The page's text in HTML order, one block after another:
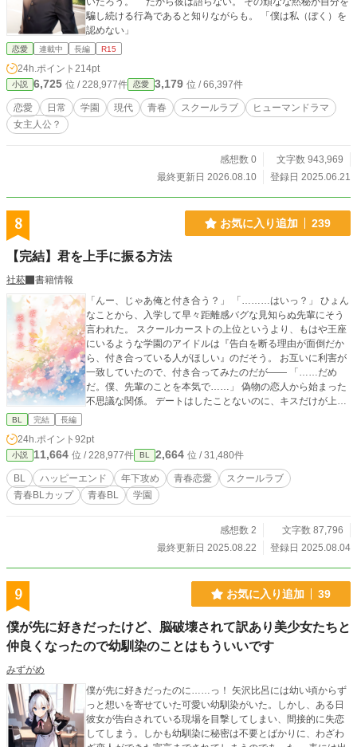
騙し続ける行為であると知りながらも。 「僕は私（ぼく）を
認めない」
恋愛 連載中 長編 R15
24h.ポイント 214pt
小説 6,725 位 / 228,977件 恋愛 3,179 位 / 66,397件
恋愛 日常 学園 現代 青春 スクールラブ
ヒューマンドラマ
女主人公？
感想数 0
文字数 943,969
最終更新日 2026.08.10
登録日 2025.06.21
8 お気に入り追加 239
【完結】君を上手に振る方法
社菘
書籍情報
「んー、じゃあ俺と付き合う？」 「………はいっ？」 ひょん
なことから、入学して早々距離感バグな見知らぬ先輩にそう
言われた。 スクールカーストの上位というより、もはや王座
にいるような学園のアイドルは『告白を断る理由が面倒だか
ら、付き合っている人がほしい』のだそう。 お互いに利害が
一致していたので、付き合ってみたのだが―― 「……だめ
だ。僕、先輩のことを本気で……」 偽物の恋人から始まった
不思議な関係。 デートはしたことないのに、キスだけが上手
優位美人男子(高3)の甘酸っぱくじれったい、少しだけ切ない
恋の話。 ✧毎日2回更新中！ボーナスタイムに更新予定✧ ✧お
気に入り登録・各話♡・エール📣作者大歓喜します✧
BL 完結 長編
24h.ポイント 92pt
小説 11,664 位 / 228,977件 BL 2,664 位 / 31,480件
BL ハッピーエンド 年下攻め 青春恋愛
スクールラブ
青春BLカップ​
青春BL 学園
感想数 2
文字数 87,796
最終更新日 2025.08.22
登録日 2025.08.04
9 お気に入り追加 39
僕が先に好きだったけど、脳破壊されて訳あり美少女たちと
仲良くなったので幼馴染のことはもういいです
みずがめ
僕が先に好きだったのに……っ！ 矢沢比呂には幼い頃からず
っと想いを寄せていた可愛い幼馴染がいた。しかし、ある日
彼女が告白されている現場を目撃してしまい、間接的に失恋
してしまう。しかも幼馴染に秘密は不要とばかりに、わざわ